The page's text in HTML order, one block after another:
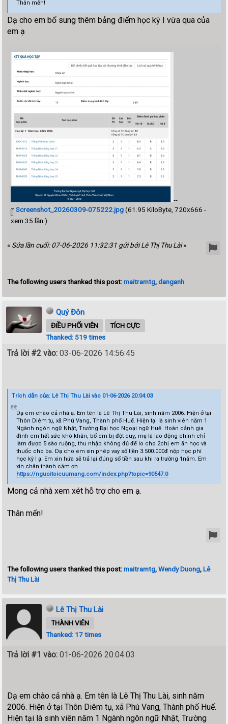
Thân mến!
Dạ cho em bổ sung thêm bảng điểm học kỳ I vừa qua của
em ạ
--
Screenshot_20260309-075222.jpg(61.95 KiloByte, 720x666 -
xem 35 lần.)
« Sửa lần cuối: 07-06-2026 11:32:31 gửi bởi Lê Thị Thu Lài»
The following users thanked this post:maitramtg,danganh
Quý Đôn
ĐIỀU PHỐI VIÊN
TÍCH CỰC
Thanked: 519 times
Trả lời #2 vào: 03-06-2026 14:56:45
Trích dẫn của: Lê Thị Thu Lài vào 01-06-2026 20:04:03
Dạ em chào cả nhà ạ. Em tên là Lê Thị Thu Lài, sinh năm 2006. Hiện ở tại
Thôn Diêm tụ, xã Phú Vang, Thành phố Huế. Hiện tại là sinh viên năm 1
Ngành ngôn ngữ Nhật, Trường Đại học Ngoại ngữ Huế. Hoàn cảnh gia
đình em hết sức khó khăn, bố em bị đột quỵ, mẹ là lao động chính chỉ
làm được 5 sào ruộng, thu nhập không đủ để lo cho 2chị em ăn học và
thuốc cho ba. Dạ cho em xin phép vay số tiền 3.500.000đ nộp học phí
học kỳ I ạ. Em xin hứa sẽ trả lại đúng số tiền sau khi ra trường 1năm. Em
xin chân thành cảm ơn.
https://nguoitoicuumang.com/index.php?topic=90547.0
Mong cả nhà xem xét hỗ trợ cho em ạ.
Thân mến!
The following users thanked this post:maitramtg,Wendy Duong,Lê
Thị Thu Lài
Lê Thị Thu Lài
THÀNH VIÊN
Thanked: 17 times
Trả lời #1 vào: 01-06-2026 20:04:03
Dạ em chào cả nhà ạ. Em tên là Lê Thị Thu Lài, sinh năm
2006. Hiện ở tại Thôn Diêm tụ, xã Phú Vang, Thành phố Huế.
Hiện tại là sinh viên năm 1 Ngành ngôn ngữ Nhật, Trường